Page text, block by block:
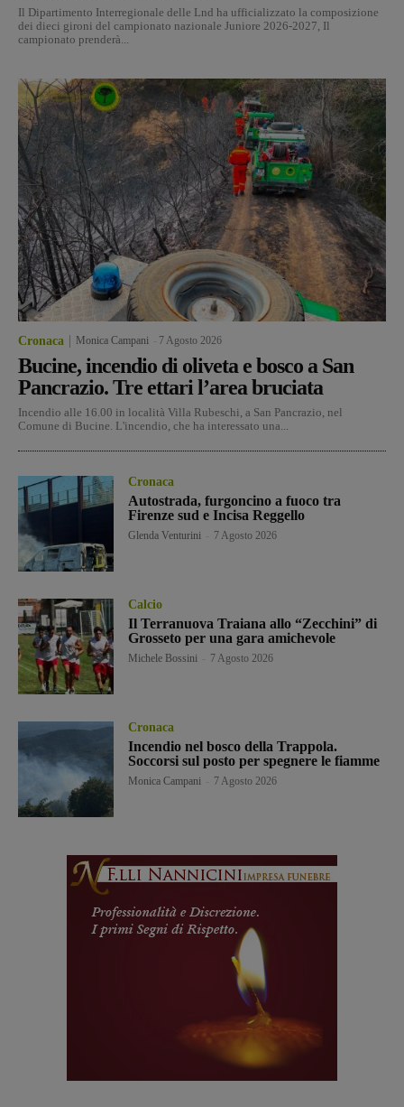
Il Dipartimento Interregionale delle Lnd ha ufficializzato la composizione
dei dieci gironi del campionato nazionale Juniore 2026-2027, Il
campionato prenderà...
Cronaca Monica Campani 7 Agosto 2026
Bucine, incendio di oliveta e bosco a San
Pancrazio. Tre ettari l’area bruciata
Incendio alle 16.00 in località Villa Rubeschi, a San Pancrazio, nel
Comune di Bucine. L'incendio, che ha interessato una...
Cronaca
Autostrada, furgoncino a fuoco tra
Firenze sud e Incisa Reggello
Glenda Venturini 7 Agosto 2026
Calcio
Il Terranuova Traiana allo “Zecchini” di
Grosseto per una gara amichevole
Michele Bossini 7 Agosto 2026
Cronaca
Incendio nel bosco della Trappola.
Soccorsi sul posto per spegnere le fiamme
Monica Campani 7 Agosto 2026